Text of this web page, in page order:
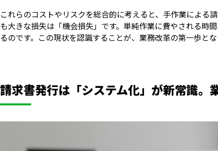
これらのコストやリスクを総合的に考えると、手作業による
も大きな損失は「機会損失」です。単純作業に費やされる時
るのです。この現状を認識することが、業務改革の第一歩と
請求書発行は「システム化」が新常識。